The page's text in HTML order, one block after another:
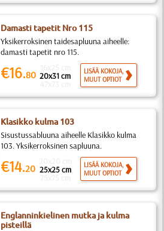
Damasti tapetit Nro 115
Yksikerroksinen taidesapluuna aiheelle:
damasti tapetit nro 115.
€16.80 20x31 cm
LISÄÄ KOKOJA,
MUUT OPTIOT
Klasikko kulma 103
Sisustussabluuna aiheelle Klasikko kulma
103. Yksikerroksinen sapluuna.
€14.20 25x25 cm
LISÄÄ KOKOJA,
MUUT OPTIOT
Englanninkielinen mutka ja kulma
pisteillä